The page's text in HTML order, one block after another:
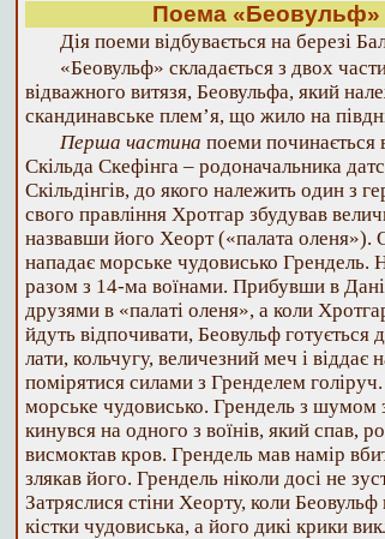
Поема «Беовульф»
Дія поеми відбувається на березі
«Беовульф» складається з двох
відважного витязя, Беовульфа, який
скандинавське плем’я, що жило на
Перша частина поеми починається
Скільда Скефінга – родоначальника
Скільдінгів, до якого належить один з
свого правління Хротгар збудував
назвавши його Хеорт («палата
нападає морське чудовисько
разом з 14-ма воїнами. Прибувши в
друзями в «палаті оленя», а коли
йдуть відпочивати, Беовульф готується
лати, кольчугу, величезний меч і віддає
помірятися силами з Гренделем
морське чудовисько. Грендель з шумом
кинувся на одного з воїнів, який спав,
висмоктав кров. Грендель мав намір
злякав його. Грендель ніколи досі не
Затряслися стіни Хеорту, коли
кістки чудовиська, а його дикі крики